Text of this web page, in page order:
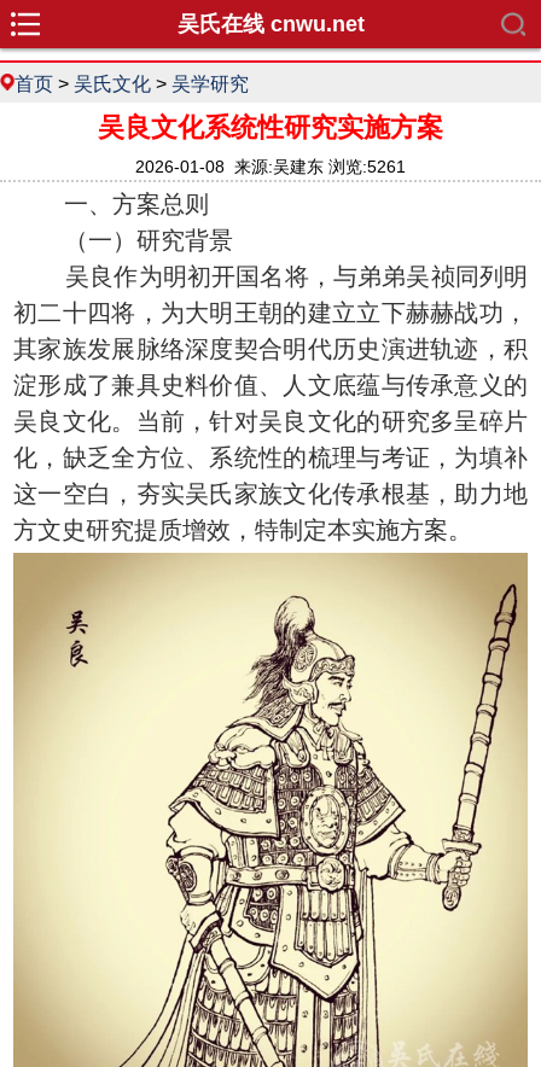
吴氏在线 cnwu.net
首页 > 吴氏文化 > 吴学研究
吴良文化系统性研究实施方案
2026-01-08 来源:吴建东 浏览:5261
一、方案总则
（一）研究背景
吴良作为明初开国名将，与弟弟吴祯同列明
初二十四将，为大明王朝的建立立下赫赫战功，
其家族发展脉络深度契合明代历史演进轨迹，积
淀形成了兼具史料价值、人文底蕴与传承意义的
吴良文化。当前，针对吴良文化的研究多呈碎片
化，缺乏全方位、系统性的梳理与考证，为填补
这一空白，夯实吴氏家族文化传承根基，助力地
方文史研究提质增效，特制定本实施方案。